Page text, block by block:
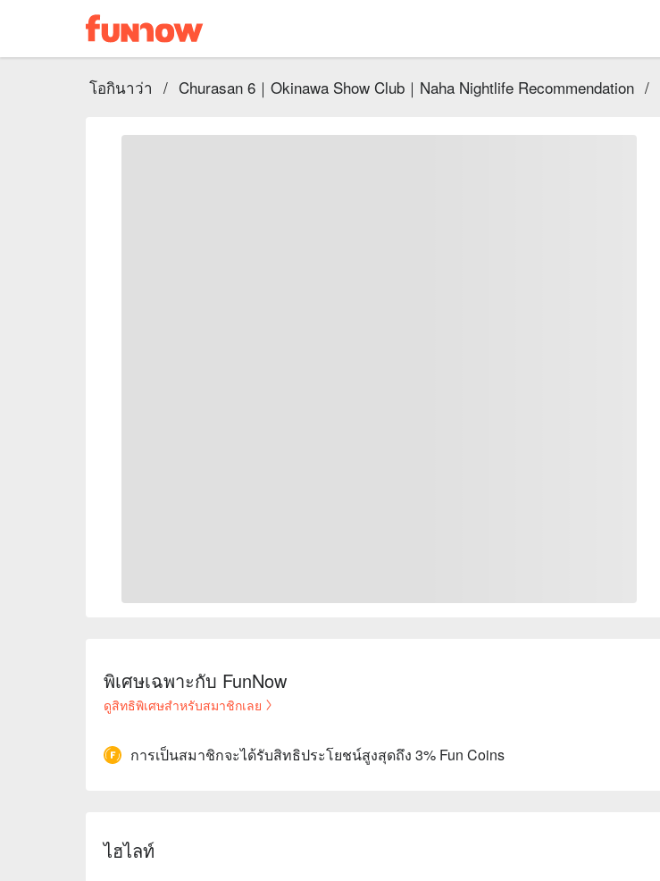
โอกินาว่า / Churasan 6｜Okinawa Show Club｜Naha Nightlife Recommendation /
พิเศษเฉพาะกับ FunNow
ดูสิทธิพิเศษสำหรับสมาชิกเลย
การเป็นสมาชิกจะได้รับสิทธิประโยชน์สูงสุดถึง 3% Fun Coins
ไฮไลท์